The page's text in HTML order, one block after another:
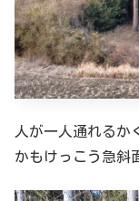
人が一人通れるか
かもけっこう急斜